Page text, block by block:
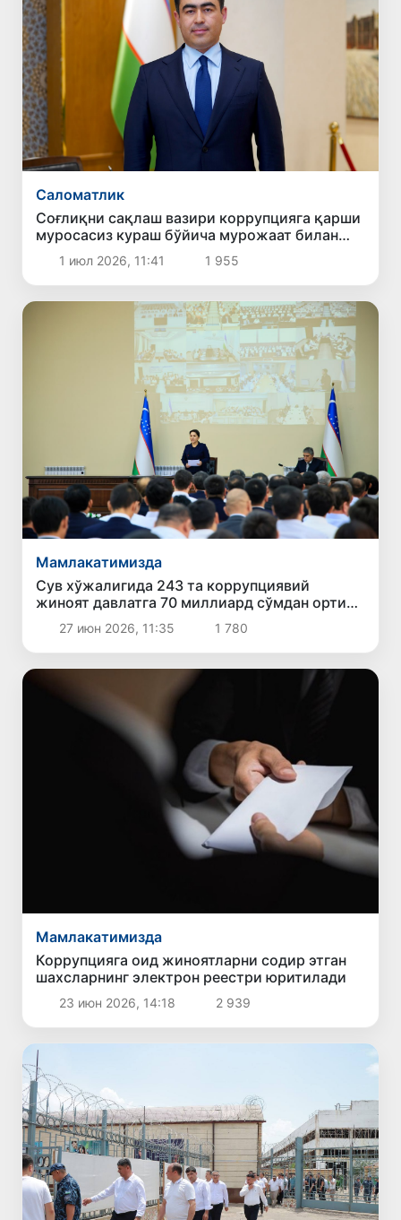
Саломатлик
Соғлиқни сақлаш вазири коррупцияга қарши
муросасиз кураш бўйича мурожаат билан
1 июл 2026, 11:41 1 955
Мамлакатимизда
Сув хўжалигида 243 та коррупциявий
жиноят давлатга 70 миллиард сўмдан ортиқ
зарар етказди
27 июн 2026, 11:35 1 780
Мамлакатимизда
Коррупцияга оид жиноятларни содир этган
шахсларнинг электрон реестри юритилади
23 июн 2026, 14:18 2 939